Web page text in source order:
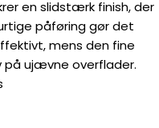
en slidstærk finish, der
påføring gør det
mens den fine
på ujævne overflader.